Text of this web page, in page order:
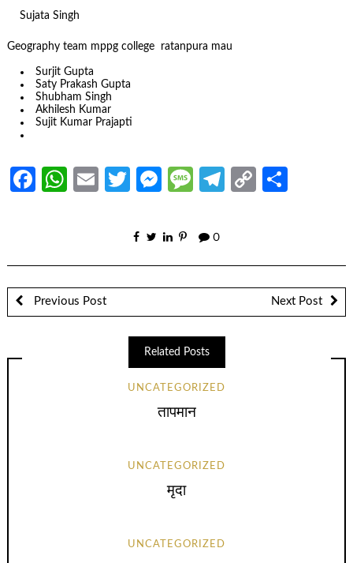
Sujata Singh
Geography team mppg college ratanpura mau
Surjit Gupta
Saty Prakash Gupta
Shubham Singh
Akhilesh Kumar
Sujit Kumar Prajapti
Facebook
WhatsApp
EmailTwitter
Messenger
Message
Telegram
Copy
0
Previous Post Next Post
Related Posts
UNCATEGORIZED
तापमान
UNCATEGORIZED
मृदा
UNCATEGORIZED